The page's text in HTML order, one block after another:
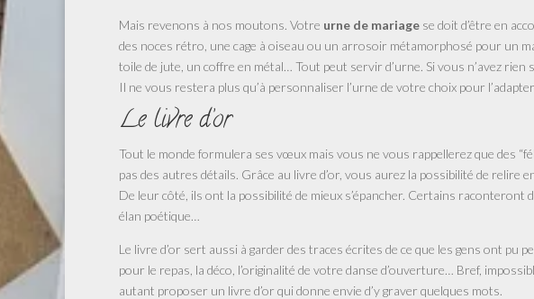
Mais revenons à nos moutons. Votre urne de mariage se doit d’être en
des noces rétro, une cage à oiseau ou un arrosoir métamorphosé pour un
toile de jute, un coffre en métal… Tout peut servir d’urne. Si vous n’avez rien
Il ne vous restera plus qu’à personnaliser l’urne de votre choix pour
Le livre d’or
Tout le monde formulera ses vœux mais vous ne vous rappellerez que des
pas des autres détails. Grâce au livre d’or, vous aurez la possibilité de relire
De leur côté, ils ont la possibilité de mieux s’épancher. Certains
élan poétique…
Le livre d’or sert aussi à garder des traces écrites de ce que les gens ont pu
pour le repas, la déco, l’originalité de votre danse d’ouverture… Bref,
autant proposer un livre d’or qui donne envie d’y graver quelques mots.